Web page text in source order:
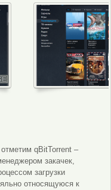
qBitTorrent –
закачек,
загрузки
относящуюся к